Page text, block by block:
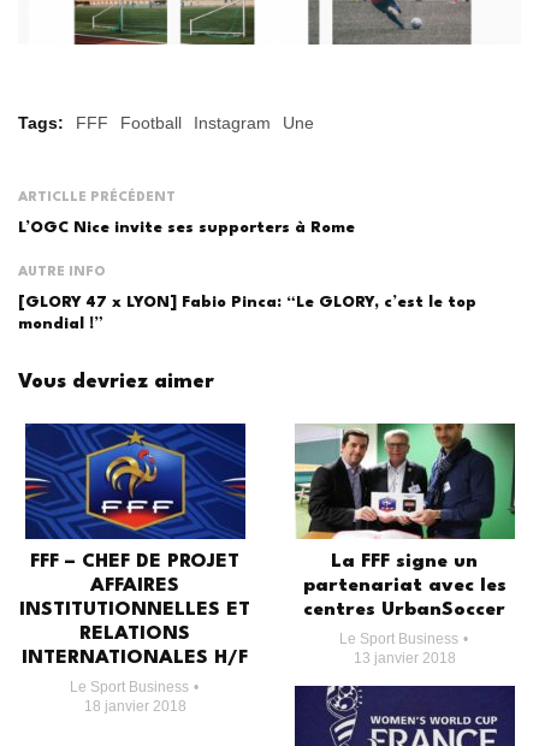
Tags: FFF Football Instagram Une
ARTICLLE PRÉCÉDENT
L’OGC Nice invite ses supporters à Rome
AUTRE INFO
[GLORY 47 x LYON] Fabio Pinca: “Le GLORY, c’est le top
mondial !”
Vous devriez aimer
FFF – CHEF DE PROJET
AFFAIRES
INSTITUTIONNELLES ET
RELATIONS
INTERNATIONALES H/F
Le Sport Business
18 janvier 2018
La FFF signe un
partenariat avec les
centres UrbanSoccer
Le Sport Business
13 janvier 2018